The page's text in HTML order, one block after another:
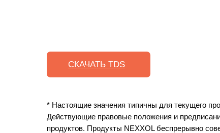
СКАЧАТЬ TDS
* Настоящие значения типичны для текущего
Действующие правовые положения и
продуктов. Продукты NEXXOL беспрерывно